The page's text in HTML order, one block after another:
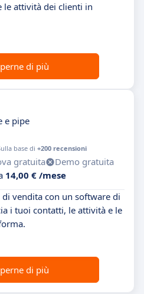
le attività dei clienti in
di più
e pipe
base di +200 recensioni
gratuita
Demo gratuita
14,00 € /mese
vendita con un software di
i tuoi contatti, le attività e le
di più